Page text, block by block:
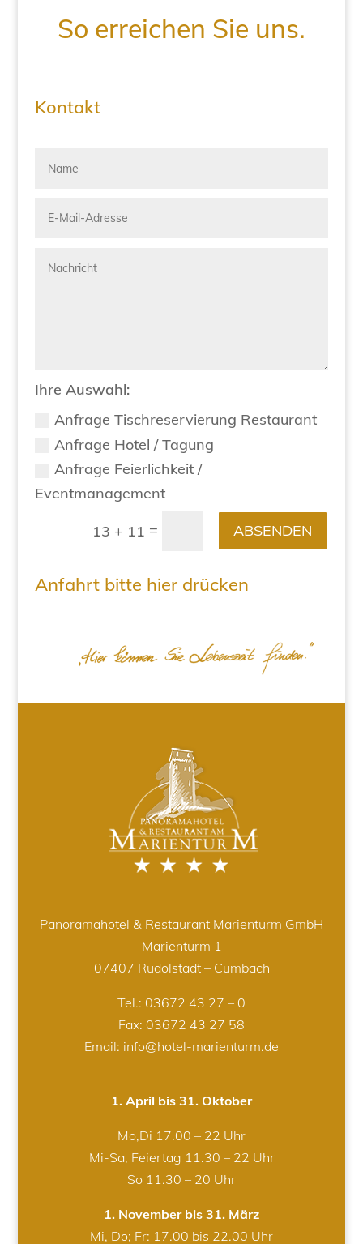
So erreichen Sie uns.
Kontakt
Ihre Auswahl:
Anfrage Tischreservierung Restaurant
Anfrage Hotel / Tagung
Anfrage Feierlichkeit /
Eventmanagement
13 + 11 = ABSENDEN
Anfahrt bitte hier drücken
Panoramahotel & Restaurant Marienturm GmbH
Marienturm 1
07407 Rudolstadt – Cumbach
Tel.: 03672 43 27 – 0
Fax: 03672 43 27 58
Email: info@hotel-marienturm.de
1. April bis 31. Oktober
Mo,Di 17.00 – 22 Uhr
Mi-Sa, Feiertag 11.30 – 22 Uhr
So 11.30 – 20 Uhr
1. November bis 31. März
Mi, Do; Fr: 17.00 bis 22.00 Uhr